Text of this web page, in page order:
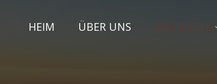
HEIM ÜBER UNS PRODUKTE